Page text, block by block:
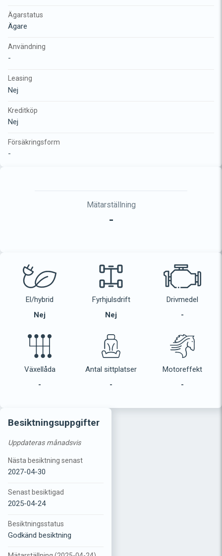
Ägarstatus
Ägare
Användning
-
Leasing
Nej
Kreditköp
Nej
Försäkringsform
-
Mätarställning
-
El/hybrid
Nej
Fyrhjulsdrift
Nej
Drivmedel
-
Växellåda
-
Antal sittplatser
-
Motoreffekt
-
Besiktningsuppgifter
Uppdateras månadsvis
Nästa besiktning senast
2027-04-30
Senast besiktigad
2025-04-24
Besiktningsstatus
Godkänd besiktning